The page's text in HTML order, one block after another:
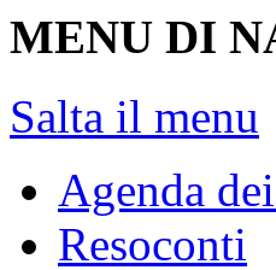
MENU DI
Salta il menu
Agenda
Resoconti